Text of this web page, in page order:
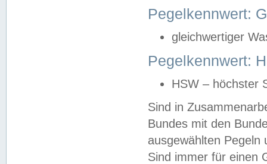
Pegelkennwert:
gleichwertiger
Pegelkennwert:
HSW – höchster
Sind in
Bundes mit den
ausgewählten
Sind immer für einen